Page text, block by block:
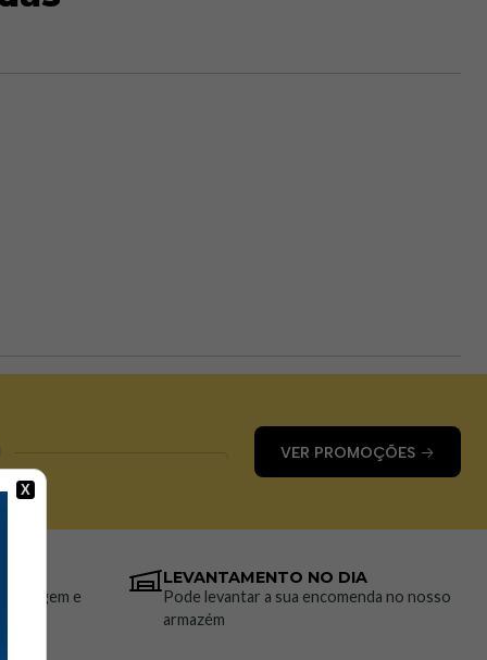
VER PROMOÇÕES
e
LEVANTAMENTO NO DIA
Pode levantar a sua encomenda no nosso
armazém
X